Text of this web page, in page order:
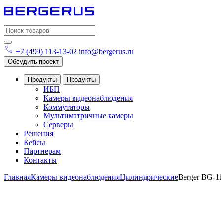
Search
for:
+7 (499) 113-13-02 info@bergerus.ru
Обсудить проект
Продукты Продукты
ИБП
Камеры видеонаблюдения
Коммутаторы
Мультиматричные камеры
Серверы
Решения
Кейсы
Партнерам
Контакты
ГлавнаяКамеры видеонаблюденияЦилиндрическиеBerger BG-